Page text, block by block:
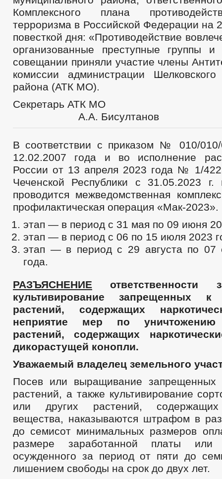
МЕСТНЫЕ НАЛОГИ
СТАТИСТИЧЕСКИЕ ДАННЫЕ
КОМИССИИ
РАБОЧАЯ ГРУППА АНК
РАБОЧАЯ
ПРОТИВОДЕЙСТВИЕ КОРРУПЦИИ
РАБОЧАЯ ГРУППА ПО
КОМИССИЯ ПО УРЕГУЛИРОВАНИЮ КОНФЛИКТА ИНТЕРЕСОВ
ТРУДОУСТРОЙСТВО ОСУЖДЕННЫХ К ОБЯЗАТЕЛЬНЫМ И
КОМИССИЯ ПО СПИСАНИЮ ЗАДОЛЖЕННОСТИ ПО ПЛАТЕЖАМ В
ОБЩЕСТВЕННЫЙ СОВЕТ ПО РАССМОТРЕНИЮ ВОПРОСОВ
ИНФОРМАЦИЯ О ЛИЦАХ, ПРОПАВШИХ БЕЗ ВЕСТИ
ЦЕЛЕВЫЕ ПРОГРАММЫ
ДЕПУТАТЫ
ГРАФИК ПРИЁМА ГРАЖДАН
СОЦИАЛЬНЫЙ ПРОЕКТ — МУНИЦИПАЛЬНЫЙ
ПРОТИВОДЕЙСТВИЕ КОРРУПЦИИ
НПА КОМИССИИ
ИНЫЕ
АНТИКОРРУПЦИОННАЯ ЭКСПЕРТИЗА
ФОРМЫ ДОКУМЕНТОВ, СВЯЗАННЫХ
СВЕДЕНИЯ О ДОХОДАХ, РАСХОДАХ, ОБ ИМУЩЕСТВЕ И
КОМИССИЯ ПО СОБЛЮДЕНИЮ ТРЕБОВАНИЙ К СЛУЖЕБНОМУ
ОБРАТНАЯ СВЯЗЬ ДЛЯ СООБЩЕНИЙ О ФАКТАХ КОРРУПЦИИ
УСТАВ ПЕРЕЧНИ ПОРУЧЕНИЙ
2021
2020
2019
2018
ПРОЕКТЫ К ОБСУЖДЕНИЮ
ПРОЕКТЫ РЕШЕНИЙ
ПРОЕКТЫ РЕШЕНИЙ О
ПРОЕКТЫ АДМИНИСТРАТИВНЫХ РЕГЛАМЕНТОВ
ПЕРЕЧЕНЬ НПА, СОДЕРЖАЩИХ ОБЯЗАТЕЛЬНЫЕ ТРЕБОВАНИЯ
ПОСТАНОВЛЕНИЯ АДМИНИСТРАЦИИ
РАСПОРЯЖЕНИЯ
ПОРЯДОК ОБЖАЛОВАНИЯ НПА
БЮДЖЕТ
БЮДЖЕТ ПО ГОДАМ
ОТЧЕТ ОБ ИСПОЛНЕНИИ БЮДЖЕТА
_
МУНИЦИПАЛЬНЫЕ УСЛУГИ
ПЕРЕЧЕНЬ НПА, СОДЕРЖАЩИХ ОБЯЗАТЕЛЬНЫЕ ТРЕБОВАНИЯ,
КОНТРОЛЮ
ПЕРЕЧЕНЬ НПА ПО ЗЕМЕЛЬНОМУ КОНТРОЛЮ
ПРОЕКТЫ АДМИНИСТРАТИВНЫХ РЕГЛАМЕНТОВ
СТАНДАРТЫ МУНИЦИПАЛЬНЫХ УСЛУГ
МУНИЦИПАЛЬНЫЕ
ПРИЕМ ГРАЖДАН
ОБРАЩЕНИЕ К ГЛАВЕ
ИНТЕРНЕТ
ОБЗОРЫ ОБРАЩЕНИЙ ГРАЖДАН
ФОРМА
РЕГЛАМЕНТ РАССМОТРЕНИЯ ОБРАЩЕНИЙ
Комплексного плана
терроризма в Российской Федерации на
повесткой дня: «Противодействие
организованные преступные группы
совещании приняли участие члены
комиссии администрации Шелковского
района (АТК МО).
Секретарь
А.А. Бисултанов
В соответствии с приказом № 010/010/
12.02.2007 года и во исполнение
России от 13 апреля 2023 года № 1/
Чеченской Республики с 31.05.2023 г.
проводится межведомственная
профилактическая операция «Мак-2023».
этап — в период с 31 мая по 09 июня
этап — в период с 06 по 15 июля 2023
этап — в период с 29 августа по 07
года.
РАЗЪЯСНЕНИЕ
ответственности
культивирование запрещенных к
растений, содержащих
неприятие мер по уничтожению
растений, содержащих
дикорастущей конопли.
Уважаемый владелец земельного
Посев или выращивание запрещенных
растений, а также культивирование
или других растений, содержащих
вещества, наказываются штрафом в
до семисот минимальных размеров
размере заработанной платы или
осужденного за период от пяти до
лишением свободы на срок до двух лет.